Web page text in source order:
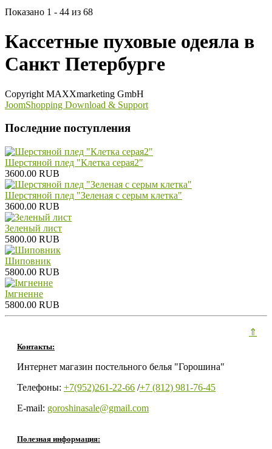
Показано 1 - 44 из 68
Кассетные пуховые одеяла в
Санкт Петербурге
Copyright MAXXmarketing GmbH
JoomShopping Download & Support
Последние поступления
Шерстяной плед "Клетка серая2"
3600.00 RUB
Шерстяной плед "Зеленая с серым клетка"
3600.00 RUB
Зеленый лист
5800.00 RUB
Шиповник
5800.00 RUB
Iмгненне
5800.00 RUB
Контакты:
Интернет магазин постельного белья "Горошина"
Телефоны: +7(952)261-22-66 /+7 (812) 981-76-45
E-mail: goroshinasale@gmail.com
Полезная информация:
⇑